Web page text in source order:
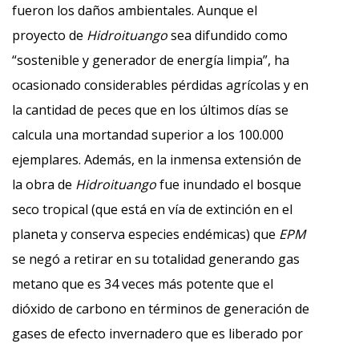
fueron los daños ambientales. Aunque el
proyecto de Hidroituangosea difundido como
“sostenible y generador de energía limpia”, ha
ocasionado considerables pérdidas agrícolas y en
la cantidad de peces que en los últimos días se
calcula una mortandad superior a los 100.000
ejemplares. Además, en la inmensa extensión de
la obra de Hidroituangofue inundado el bosque
seco tropical (que está en vía de extinción en el
planeta y conserva especies endémicas) que EPM
se negó a retirar en su totalidad generando gas
metano que es 34 veces más potente que el
dióxido de carbono en términos de generación de
gases de efecto invernadero que es liberado por